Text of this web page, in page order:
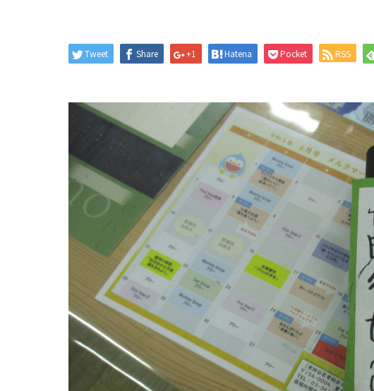
Tweet Share +1 Hatena Pocket RSS